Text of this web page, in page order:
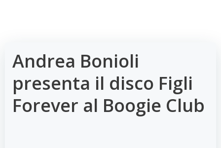
Andrea Bonioli
presenta il disco Figli
Forever al Boogie Club